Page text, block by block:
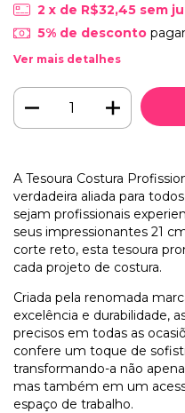
2 x de R$32,45 sem
5% de desconto
Ver mais detalhes
A Tesoura Costura
verdadeira aliada para
sejam profissionais
seus impressionantes 21
corte reto, esta tesoura
cada projeto de costura.
Criada pela renomada
excelência e durabilidade,
precisos em todas as
confere um toque de
transformando-a não
mas também em um
espaço de trabalho.